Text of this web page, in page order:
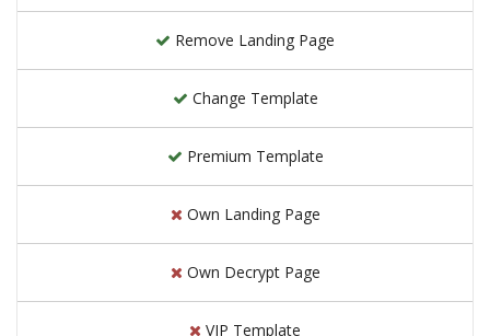
Remove Landing Page
Change Template
Premium Template
Own Landing Page
Own Decrypt Page
VIP Template